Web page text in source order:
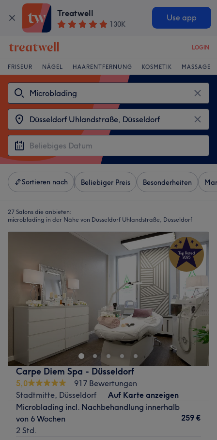
Treatwell
130K
Use app
LOGIN
FRISEUR NÄGEL HAARENTFERNUNG KOSMETIK MASSAGE
Sortieren nach Beliebiger Preis Besonderheiten
27 Salons die anbieten:
microblading in der Nähe von Düsseldorf Uhlandstraße, Düsseldorf
Carpe Diem Spa - Düsseldorf
5,0
917 Bewertungen
Stadtmitte, Düsseldorf
Auf Karte anzeigen
Microblading incl. Nachbehandlung innerhalb
von 6 Wochen
2 Std.
259 €